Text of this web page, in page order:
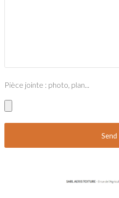
Pièce jointe : photo, plan...